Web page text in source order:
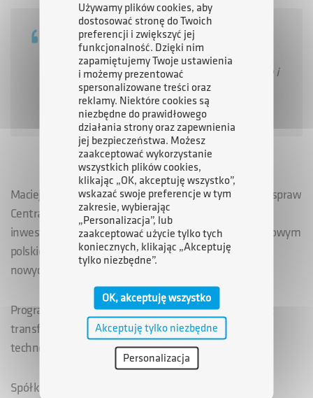
„Naszą wizją jest odbudowa Ukrainy poprzez
stworzenie infrastruktury logistycznej, która
otworzy polskie firmy nie tylko na Wschód, ale i
cały Bliski Wschód”–podkreślił Bartłomiej
Babuśka.
Maciej Lasek, sekretarz stanu, pełnomocnik rządu do spraw
Centralnego Portu Komunikacyjnego przypomniał, że
inwestycja, którą realizuje CPK ma być kołem zamachowym
polskiej gospodarki, rozwoju polskich firm, budowy ich
nowych kompetencji.
Program inwestycyjny Port Polska, to także możliwość
transferu specjalistycznej wiedzy oraz nowoczesnych
technologii do Polski.
Spółka CPK chce stwarzać warunki pozwalające
Używamy plików cookies, aby
dostosować stronę do Twoich
preferencji i zwiększyć jej
funkcjonalność. Dzięki nim
zapamiętujemy Twoje ustawienia
i możemy prezentować
spersonalizowane treści oraz
reklamy. Niektóre cookies są
niezbędne do prawidłowego
działania strony oraz zapewnienia
jej bezpieczeństwa. Możesz
zaakceptować wykorzystanie
wszystkich plików cookies,
klikając „OK, akceptuję wszystko”,
wskazać swoje preferencje w tym
zakresie, wybierając
„Personalizacja”, lub
zaakceptować użycie tylko tych
koniecznych, klikając „Akceptuję
tylko niezbędne”.
OK, akceptuję wszystko
Akceptuję tylko niezbędne
Personalizacja